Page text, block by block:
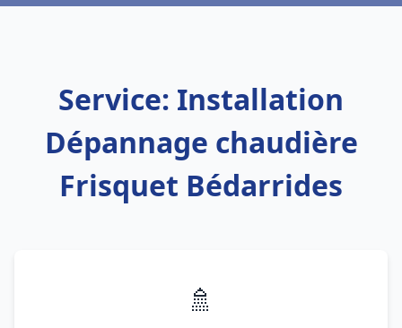
Service: Installation
Dépannage chaudière
Frisquet Bédarrides
🚿